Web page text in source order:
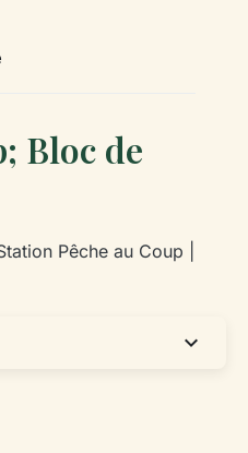
Bloc de
Pêche au Coup |
expand_more